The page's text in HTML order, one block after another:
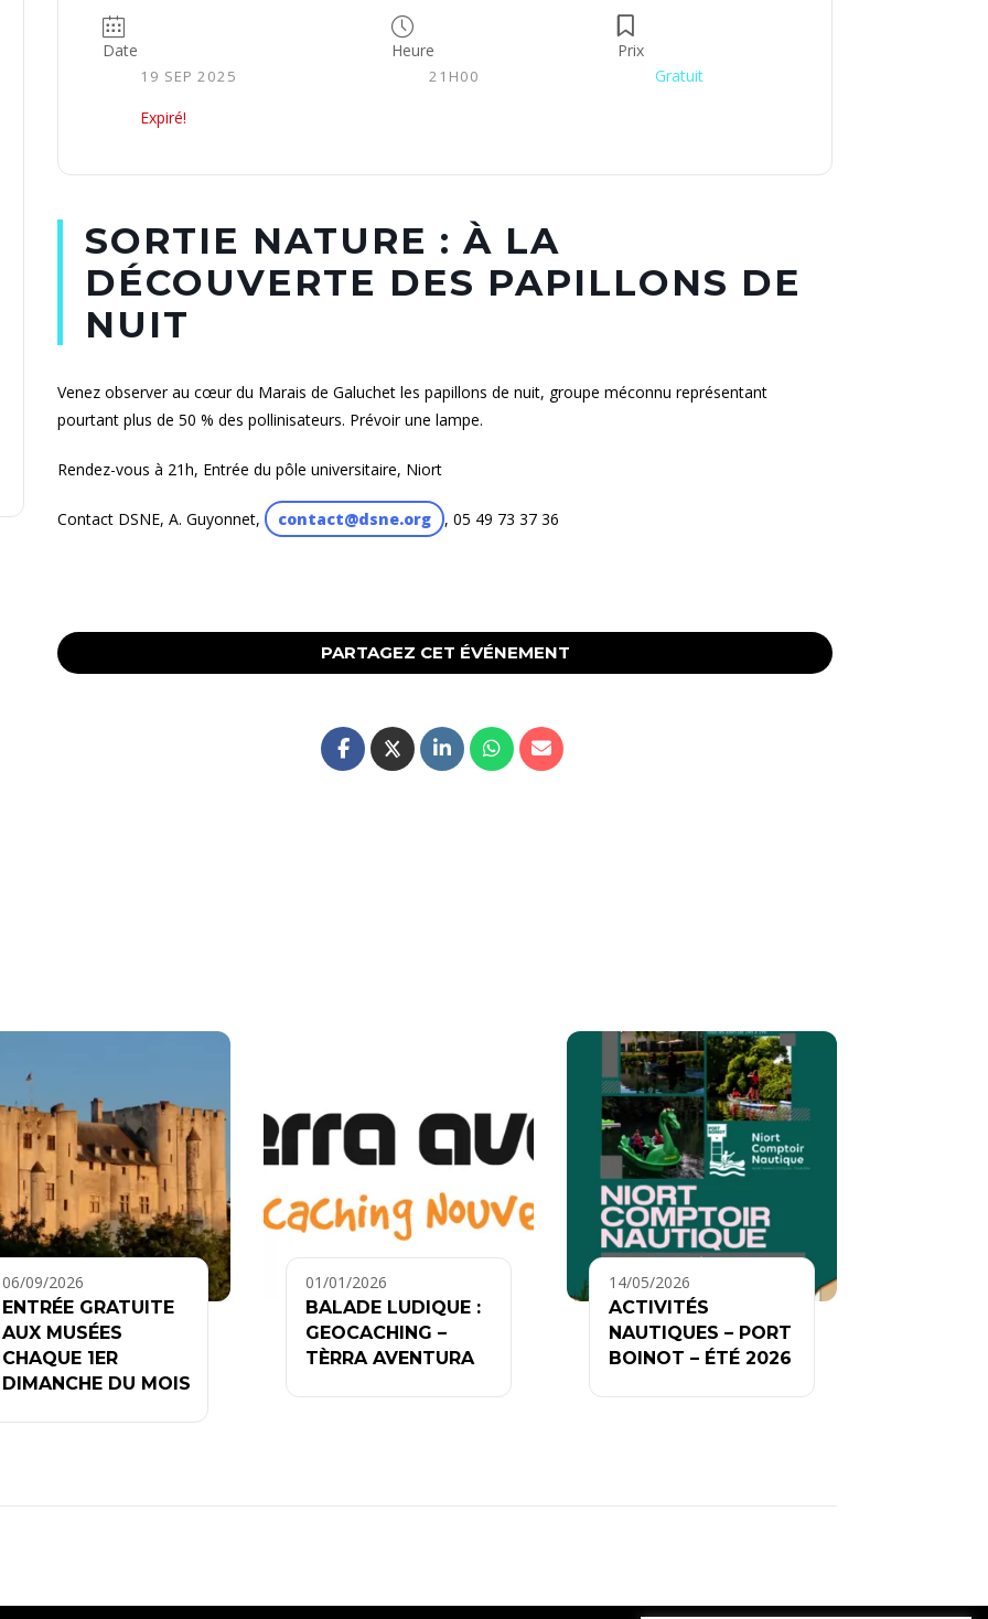
Date
19 SEP 2025
Expiré!
Heure
21H00
Prix
Gratuit
SORTIE NATURE : À LA
DÉCOUVERTE DES PAPILLONS DE
NUIT
Venez observer au cœur du Marais de Galuchet les papillons de nuit, groupe méconnu représentant
pourtant plus de 50 % des pollinisateurs. Prévoir une lampe.
Rendez-vous à 21h, Entrée du pôle universitaire, Niort
Contact DSNE, A. Guyonnet, contact@dsne.org , 05 49 73 37 36
PARTAGEZ CET ÉVÉNEMENT
06/09/2026
ENTRÉE GRATUITE
AUX MUSÉES
CHAQUE 1ER
DIMANCHE DU MOIS
01/01/2026
BALADE LUDIQUE :
GEOCACHING –
TÈRRA AVENTURA
14/05/2026
ACTIVITÉS
NAUTIQUES – PORT
BOINOT – ÉTÉ 2026